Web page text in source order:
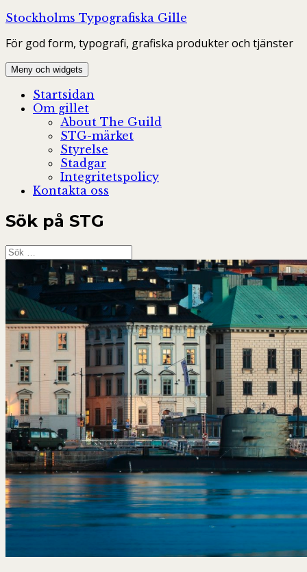
Hoppa
innehåll
Stockholms Typografiska Gille
För god form, typografi, grafiska produkter och tjänster
Meny och widgets
Startsidan
Om gillet
About The Guild
STG-märket
Styrelse
Stadgar
Integritetspolicy
Kontakta oss
Sök på STG
Sök
efter: